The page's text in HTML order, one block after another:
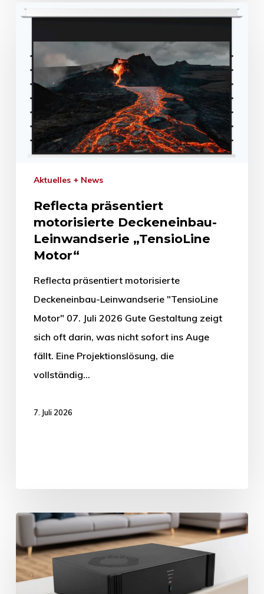
Aktuelles + News
Reflecta präsentiert
motorisierte Deckeneinbau-
Leinwandserie „TensioLine
Motor“
Reflecta präsentiert motorisierte
Deckeneinbau-Leinwandserie "TensioLine
Motor" 07. Juli 2026 Gute Gestaltung zeigt
sich oft darin, was nicht sofort ins Auge
fällt. Eine Projektionslösung, die
vollständig…
7. Juli 2026